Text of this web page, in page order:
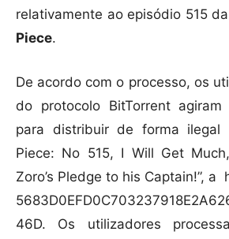
relativamente ao episódio 515
Piece.
De acordo com o processo, os
do protocolo BitTorrent
para distribuir de forma ilegal
Piece: No 515, I Will Get
Zoro’s Pledge to his Captain!”, a
46D. Os utilizadores